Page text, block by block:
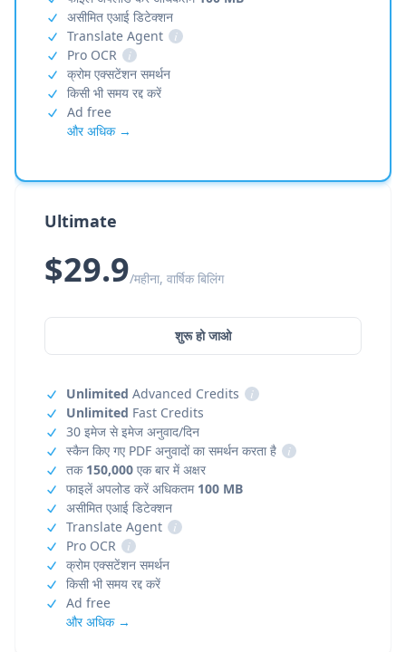
असीमित एआई डिटेक्शन
Translate Agent
i
Pro OCR
i
क्रोम एक्सटेंशन समर्थन
किसी भी समय रद्द करें
Ad free
और अधिक →
Ultimate
$29.9/महीना, वार्षिक बिलिंग
शुरू हो जाओ
Unlimited Advanced Credits
i
Unlimited Fast Credits
30 इमेज से इमेज अनुवाद/दिन
स्कैन किए गए PDF अनुवादों का समर्थन करता है
i
तक 150,000 एक बार में अक्षर
फाइलें अपलोड करें अधिकतम 100 MB
असीमित एआई डिटेक्शन
Translate Agent
i
Pro OCR
i
क्रोम एक्सटेंशन समर्थन
किसी भी समय रद्द करें
Ad free
और अधिक →